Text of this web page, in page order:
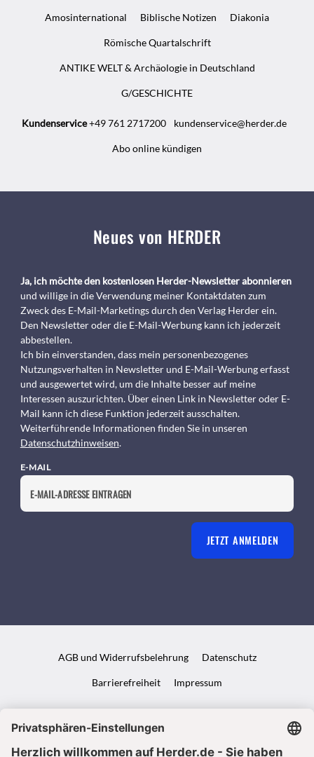
Amosinternational Biblische Notizen Diakonia
Römische Quartalschrift
ANTIKE WELT & Archäologie in Deutschland
G/GESCHICHTE
Kundenservice+49 761 2717200 kundenservice@herder.de
Abo online kündigen
Neues von HERDER
Ja, ich möchte den kostenlosen Herder-Newsletter abonnieren
und willige in die Verwendung meiner Kontaktdaten zum
Zweck des E-Mail-Marketings durch den Verlag Herder ein.
Den Newsletter oder die E-Mail-Werbung kann ich jederzeit
abbestellen.
Ich bin einverstanden, dass mein personenbezogenes
Nutzungsverhalten in Newsletter und E-Mail-Werbung erfasst
und ausgewertet wird, um die Inhalte besser auf meine
Interessen auszurichten. Über einen Link in Newsletter oder E-
Mail kann ich diese Funktion jederzeit ausschalten.
Weiterführende Informationen finden Sie in unseren
Datenschutzhinweisen.
E-MAIL
JETZT ANMELDEN
AGB und Widerrufsbelehrung Datenschutz
Barrierefreiheit Impressum
VERTRAG WIDERRUFEN